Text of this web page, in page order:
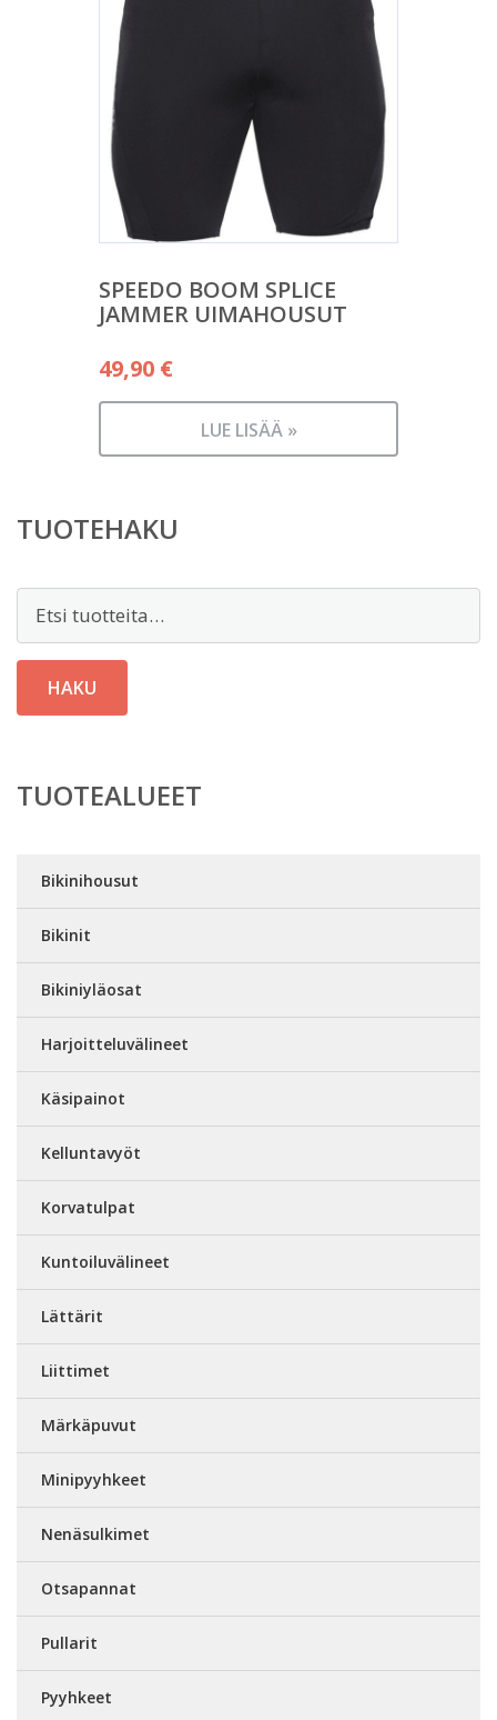
SPEEDO BOOM SPLICE
JAMMER UIMAHOUSUT
49,90 €
LUE LISÄÄ »
TUOTEHAKU
Etsi:
HAKU
TUOTEALUEET
Bikinihousut
Bikinit
Bikiniyläosat
Harjoitteluvälineet
Käsipainot
Kelluntavyöt
Korvatulpat
Kuntoiluvälineet
Lättärit
Liittimet
Märkäpuvut
Minipyyhkeet
Nenäsulkimet
Otsapannat
Pullarit
Pyyhkeet